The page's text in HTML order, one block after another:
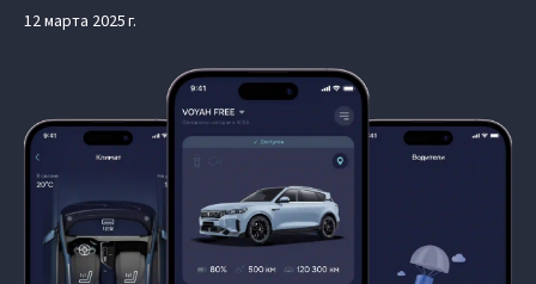
12 марта 2025 г.